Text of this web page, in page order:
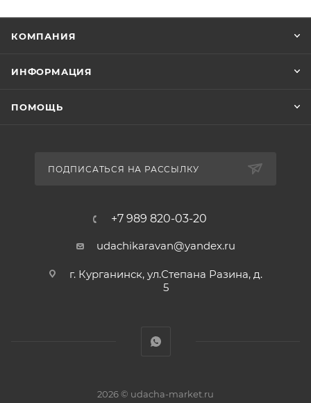
КОМПАНИЯ
ИНФОРМАЦИЯ
ПОМОЩЬ
ПОДПИСАТЬСЯ НА РАССЫЛКУ
+7 989 820-03-20
udachikaravan@yandex.ru
г. Курганинск, ул.Степана Разина, д.
5
2026 © udacha-market.ru